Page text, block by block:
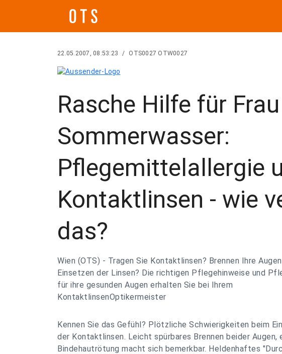
22.05.2007, 08:53:23 / OTS0027 OTW0027
Rasche Hilfe für Frau
Sommerwasser:
Pflegemittelallergie
Kontaktlinsen - wie
das?
Wien (OTS) - Tragen Sie Kontaktlinsen? Brennen Ihre
Einsetzen der Linsen? Die richtigen Pflegehinweise und
für ihre gesunden Augen erhalten Sie bei Ihrem
KontaktlinsenOptikermeister
Kennen Sie das Gefühl? Plötzliche Schwierigkeiten beim
der Kontaktlinsen. Leicht spürbares Brennen beider Augen,
Bindehautrötung macht sich bemerkbar. Heldenhaftes